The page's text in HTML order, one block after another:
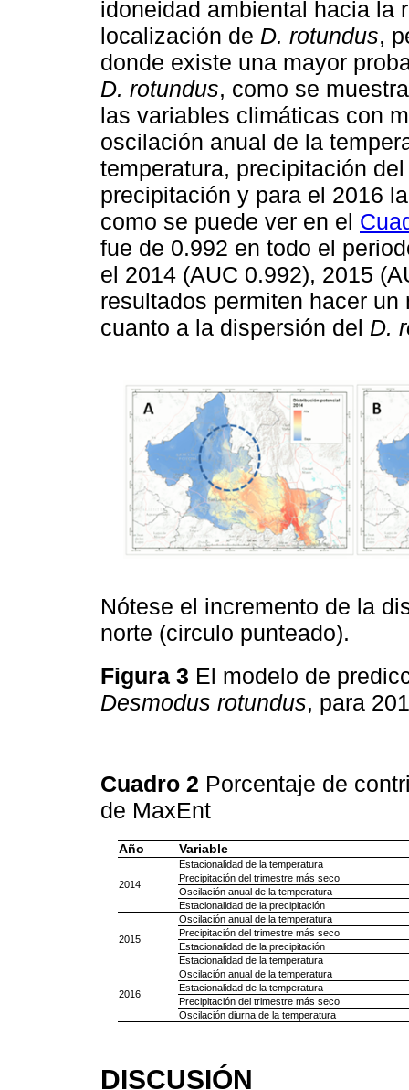
idoneidad ambiental hacia la
localización de D. rotundus,
donde existe una mayor
D. rotundus, como se
las variables climáticas con
oscilación anual de la
temperatura, precipitación
precipitación y para el 2016
como se puede ver en el
fue de 0.992 en todo el
el 2014 (AUC 0.992), 2015
resultados permiten hacer
cuanto a la dispersión del D.
Nótese el incremento de la
norte (circulo punteado).
Figura 3 El modelo de
Desmodus rotundus, para
Cuadro 2 Porcentaje de
de MaxEnt
Año Variable
2014
Estacionalidad de la temperatura
Precipitación del trimestre más seco
Oscilación anual de la temperatura
Estacionalidad de la precipitación
2015
Oscilación anual de la temperatura
Precipitación del trimestre más seco
Estacionalidad de la precipitación
Estacionalidad de la temperatura
2016
Oscilación anual de la temperatura
Estacionalidad de la temperatura
Precipitación del trimestre más seco
Oscilación diurna de la temperatura
DISCUSIÓN